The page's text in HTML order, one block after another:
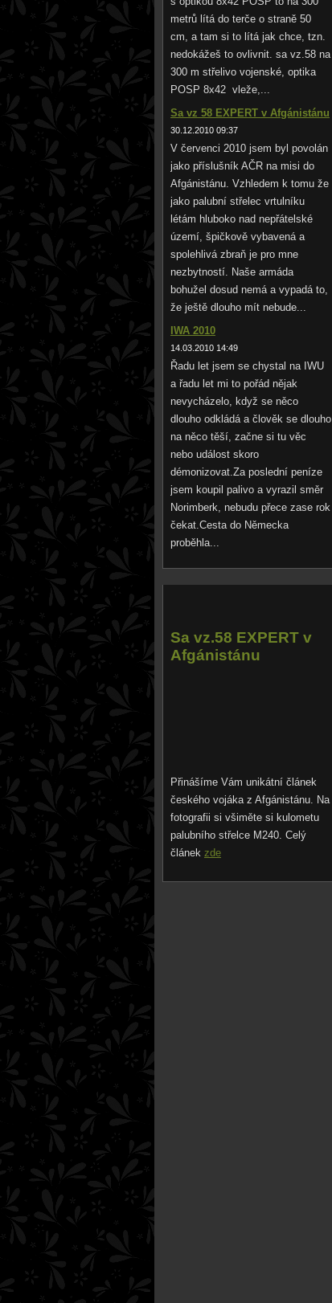
metrů lítá do terče o straně 50
cm, a tam si to lítá jak chce, tzn.
nedokážeš to ovlivnit. sa vz.58 na
300 m střelivo vojenské, optika
POSP 8x42 vleže,...
Sa vz 58 EXPERT v Afgánistánu
30.12.2010 09:37
V červenci 2010 jsem byl povolán
jako příslušník AČR na misi do
Afgánistánu. Vzhledem k tomu že
jako palubní střelec vrtulníku
létám hluboko nad nepřátelské
území, špičkově vybavená a
spolehlivá zbraň je pro mne
nezbytností. Naše armáda
bohužel dosud nemá a vypadá to,
že ještě dlouho mít nebude...
IWA 2010
14.03.2010 14:49
Řadu let jsem se chystal na IWU
a řadu let mi to pořád nějak
nevycházelo, když se něco
dlouho odkládá a člověk se dlouho
na něco těší, začne si tu věc
nebo událost skoro
démonizovat.Za poslední peníze
jsem koupil palivo a vyrazil směr
Norimberk, nebudu přece zase rok
čekat.Cesta do Německa
proběhla...
Sa vz.58 EXPERT v
Afgánistánu
Přinášíme Vám unikátní článek
českého vojáka z Afgánistánu. Na
fotografii si všiměte si kulometu
palubního střelce M240. Celý
článek zde